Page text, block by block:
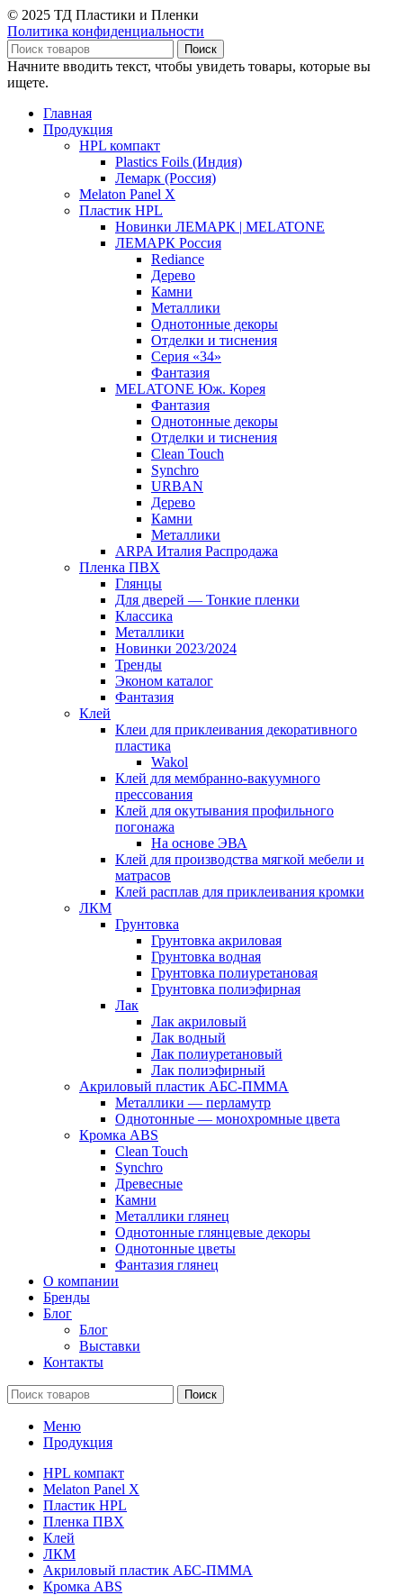
© 2025 ТД Пластики и Пленки
Политика конфиденциальности
Поиск
Начните вводить текст, чтобы увидеть товары, которые вы
ищете.
Главная
Продукция
HPL компакт
Plastics Foils (Индия)
Лемарк (Россия)
Melaton Panel X
Пластик HPL
Новинки ЛЕМАРК | MELATONE
ЛЕМАРК Россия
Rediance
Дерево
Камни
Металлики
Однотонные декоры
Отделки и тиснения
Серия «34»
Фантазия
MELATONE Юж. Корея
Фантазия
Однотонные декоры
Отделки и тиснения
Clean Touch
Synchro
URBAN
Дерево
Камни
Металлики
ARPA Италия Распродажа
Пленка ПВХ
Глянцы
Для дверей — Тонкие пленки
Классика
Металлики
Новинки 2023/2024
Тренды
Эконом каталог
Фантазия
Клей
Клеи для приклеивания декоративного
пластика
Wakol
Клей для мембранно-вакуумного
прессования
Клей для окутывания профильного
погонажа
На основе ЭВА
Клей для производства мягкой мебели и
матрасов
Клей расплав для приклеивания кромки
ЛКМ
Грунтовка
Грунтовка акриловая
Грунтовка водная
Грунтовка полиуретановая
Грунтовка полиэфирная
Лак
Лак акриловый
Лак водный
Лак полиуретановый
Лак полиэфирный
Акриловый пластик АБС-ПММА
Металлики — перламутр
Однотонные — монохромные цвета
Кромка ABS
Clean Touch
Synchro
Древесные
Камни
Металлики глянец
Однотонные глянцевые декоры
Однотонные цветы
Фантазия глянец
О компании
Бренды
Блог
Блог
Выставки
Контакты
Поиск
Меню
Продукция
HPL компакт
Melaton Panel X
Пластик HPL
Пленка ПВХ
Клей
ЛКМ
Акриловый пластик АБС-ПММА
Кромка ABS